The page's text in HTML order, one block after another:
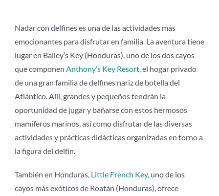
Nadar con delfines es una de las actividades más
emocionantes para disfrutar en familia. La aventura tiene
lugar en Bailey’s Key (Honduras), uno de los dos cayos
que componen Anthony’s Key Resort, el hogar privado
de una gran familia de delfines nariz de botella del
Atlántico. Allí, grandes y pequeños tendrán la
oportunidad de jugar y bañarse con estos hermosos
mamíferos marinos, así como disfrutar de las diversas
actividades y prácticas didácticas organizadas en torno a
la figura del delfín.
También en Honduras, Little French Key, uno de los
cayos más exóticos de Roatán (Honduras), ofrece